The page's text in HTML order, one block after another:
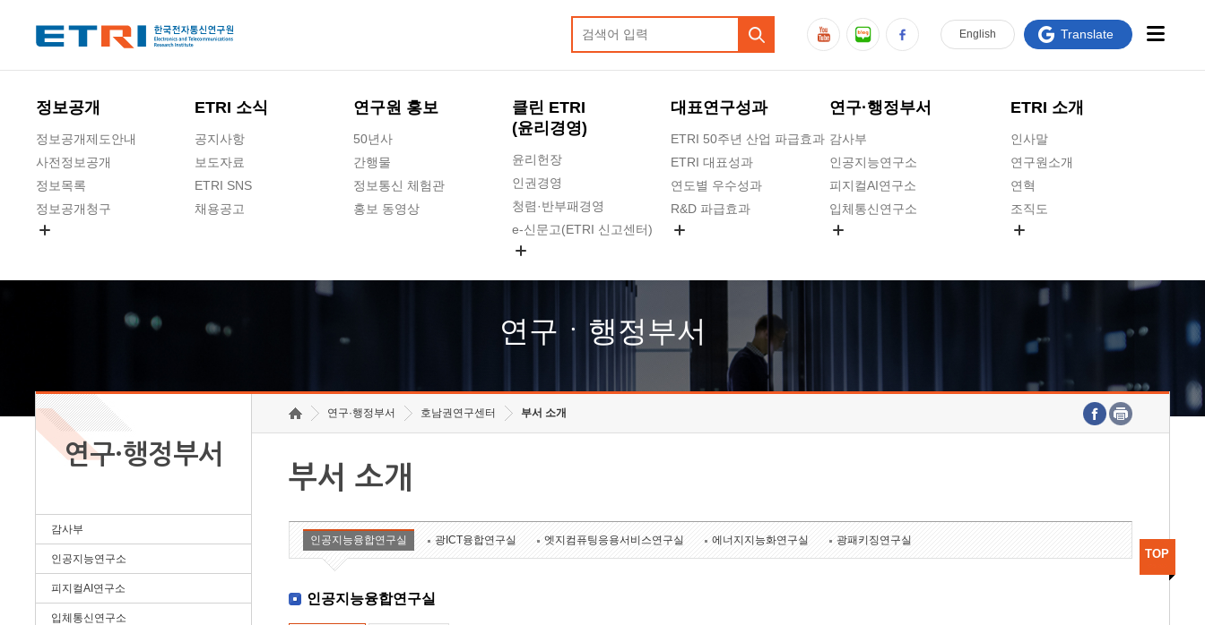
정보공개
정보공개제도안내
사전정보공개
정보목록
정보공개청구
ETRI 소식
공지사항
보도자료
ETRI SNS
채용공고
연구원 홍보
50년사
간행물
정보통신 체험관
홍보 동영상
클린 ETRI
(윤리경영)
윤리헌장
인권경영
청렴·반부패경영
e-신문고(ETRI 신고센터)
고객의소리
수의계약 현황
대표연구성과
ETRI 50주년 산업 파급효과
ETRI 대표성과
연도별 우수성과
R&D 파급효과
연구·행정부서
감사부
인공지능연구소
피지컬AI연구소
입체통신연구소
호남권연구본부
기획본부
ETRI 소개
인사말
연구원소개
연혁
조직도
연구원 고객헌장
주요업무연락처
English Translate
연구ㆍ행정부서
연구·행정부서
감사부
인공지능연구소
피지컬AI연구소
입체통신연구소
연구·행정부서 호남권연구센터 부서 소개
부서 소개
인공지능융합연구실 광ICT융합연구실 엣지컴퓨팅응용서비스연구실 에너지지능화연구실 광패키징연구실
인공지능융합연구실
TOP